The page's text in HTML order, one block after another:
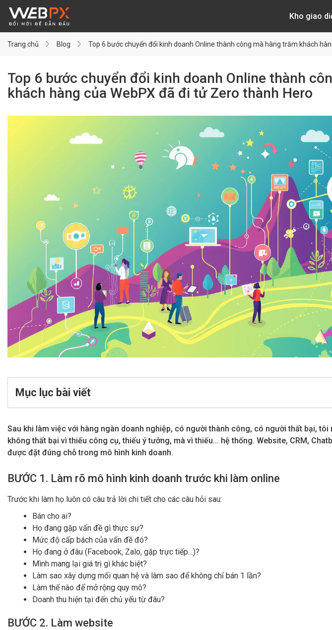
Kho giao
Trang chủ Blog Top 6 bước chuyển đổi kinh doanh Online thành công mà hàng trăm khách
Top 6 bước chuyển đổi kinh doanh Online thành
khách hàng của WebPX đã đi tử Zero thành Hero
Mục lục bài viết
Sau khi làm việc với hàng ngàn doanh nghiệp, có người thành công, có người thất bại, tôi
không thất bại vì thiếu công cụ, thiếu ý tưởng, mà vì thiếu... hệ thống. Website, CRM,
được đặt đúng chỗ trong mô hình kinh doanh.
BƯỚC 1. Làm rõ mô hình kinh doanh trước khi làm online
Trước khi làm họ luôn có câu trả lời chi tiết cho các câu hỏi sau:
Bán cho ai?
Họ đang gặp vấn đề gì thực sự?
Mức độ cấp bách của vấn đề đó?
Họ đang ở đâu (Facebook, Zalo, gặp trực tiếp…)?
Mình mang lại giá trị gì khác biệt?
Làm sao xây dựng mối quan hệ và làm sao để không chỉ bán 1 lần?
Làm thế nào để mở rộng quy mô?
Doanh thu hiện tại đến chủ yếu từ đâu?
BƯỚC 2. Làm website